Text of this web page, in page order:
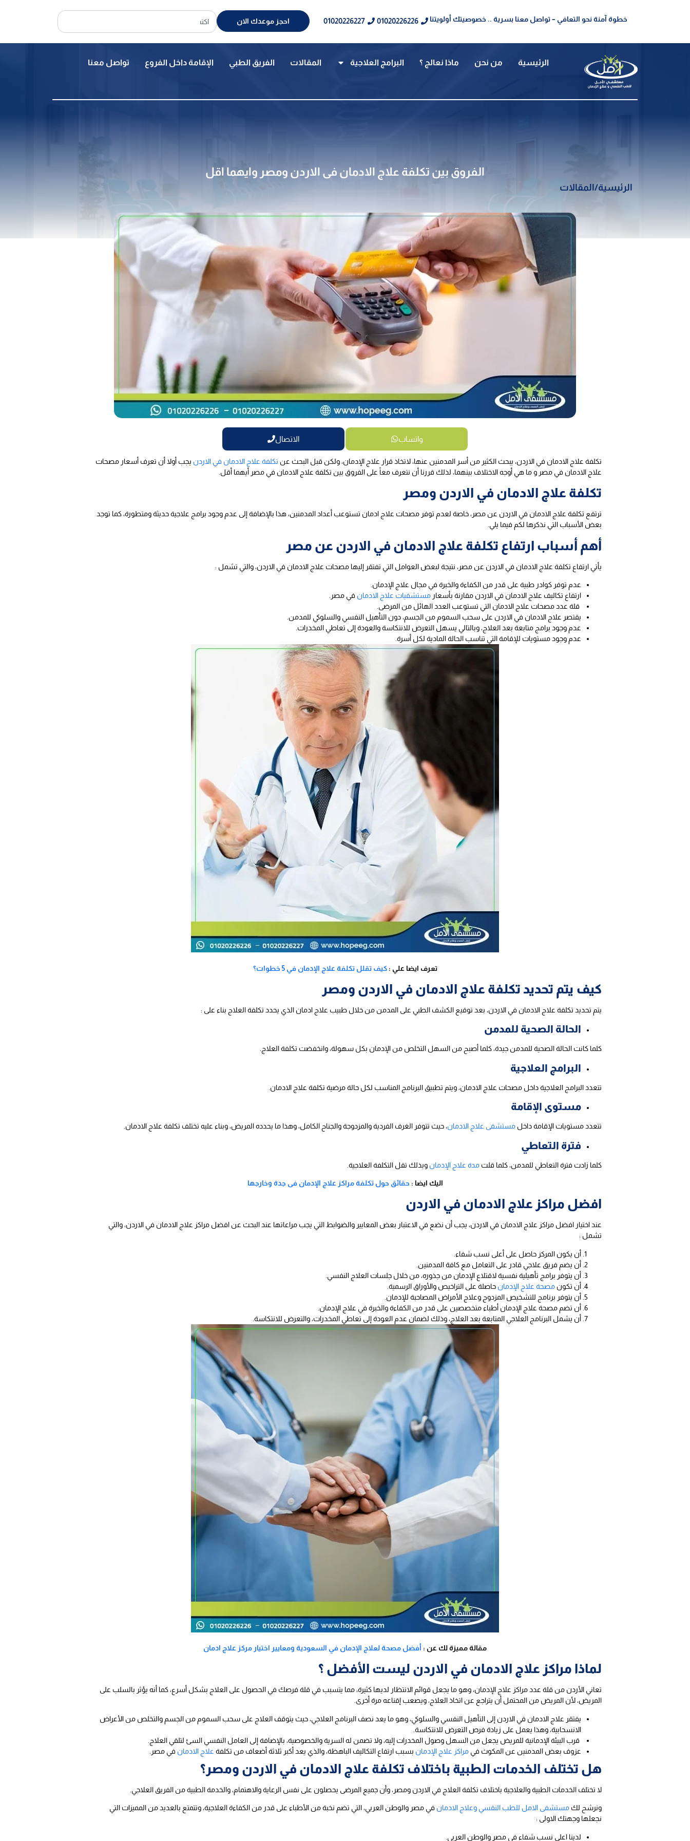
خطوة آمنة نحو التعافي – تواصل معنا بسرية .. خصوصيتك أولويتنا 01020226226
01020226227 احجز موعدك الان
الرئيسية من نحن ماذا نعالج ؟ البرامج العلاجية المقالات الفريق الطبي الإقامة داخل الفروع تواصل معنا
الفروق بين تكلفة علاج الادمان فى الاردن ومصر وايهما اقل
الرئيسية/المقالات
واتساب الاتصال
تكلفة علاج الادمان في الاردن، يبحث الكثير من أسر المدمنين عنها، لاتخاذ قرار علاج الإدمان، ولكن قبل البحث عن تكلفة علاج الادمان في الاردن يجب أولا أن تعرف أسعار مصحات
علاج الادمان في مصر و ما هي أوجه الاختلاف بينهما، لذلك قررنا أن نتعرف معاً على الفروق بين تكلفة علاج الادمان في مصر أيهما أقل.
تكلفة علاج الادمان في الاردن ومصر
ترتفع تكلفة علاج الادمان في الاردن عن مصر، خاصة لعدم توفر مصحات علاج ادمان تستوعب أعداد المدمنين، هذا بالإضافة إلى عدم وجود برامج علاجية حديثة ومتطورة، كما توجد
بعض الأسباب التي نذكرها لكم فيما يلي.
أهم أسباب ارتفاع تكلفة علاج الادمان في الاردن عن مصر
يأتي ارتفاع تكلفة علاج الادمان في الاردن عن مصر، نتيجة لبعض العوامل التي تفتقر إليها مصحات علاج الادمان في الاردن، والتي تشمل :
عدم توفر كوادر طبية على قدر من الكفاءة والخبرة في مجال علاج الإدمان.
ارتفاع تكاليف علاج الادمان في الاردن مقارنة بأسعار مستشفيات علاج الادمان في مصر.
قلة عدد مصحات علاج الادمان التي تستوعب العدد الهائل من المرضى.
يقتصر علاج الادمان في الاردن على سحب السموم من الجسم، دون التأهيل النفسي والسلوكي للمدمن.
عدم وجود برامج متابعة بعد العلاج، وبالتالي يسهل التعرض للانتكاسة والعودة إلى تعاطي المخدرات.
عدم وجود مستويات للإقامة التي تناسب الحالة المادية لكل أسرة.
تعرف ايضا علي :كيف تقلل تكلفة علاج الإدمان في 5 خطوات؟
كيف يتم تحديد تكلفة علاج الادمان في الاردن ومصر
يتم تحديد تكلفة علاج الادمان في الاردن، بعد توقيع الكشف الطبي على المدمن من خلال طبيب علاج ادمان الذي يحدد تكلفة العلاج بناء على :
الحالة الصحية للمدمن
كلما كانت الحالة الصحية للمدمن جيدة، كلما أصبح من السهل التخلص من الإدمان بكل سهولة، وانخفضت تكلفة العلاج.
البرامج العلاجية
تتعدد البرامج العلاجية داخل مصحات علاج الادمان، ويتم تطبيق البرنامج المناسب لكل حالة مرضية تكلفة علاج الادمان.
مستوى الإقامة
تتعدد مستويات الإقامة داخل مستشفى علاج الادمان، حيث تتوفر الغرف الفردية والمزدوجة والجناح الكامل، وهذا ما يحدده المريض، وبناء عليه تختلف تكلفة علاج الادمان.
فترة التعاطي
كلما زادت فترة التعاطي للمدمن، كلما قلت مدة علاج الإدمان وبذلك تقل التكلفة العلاجية.
اليك ايضا : حقائق حول تكلفة مراكز علاج الإدمان فى جدة وخارجها
افضل مراكز علاج الادمان في الاردن
عند اختيار افضل مراكز علاج الادمان في الاردن، يجب أن نضع في الاعتبار بعض المعايير والضوابط التي يجب مراعاتها عند البحث عن افضل مراكز علاج الادمان في الاردن، والتي
تشمل :
أن يكون المركز حاصل على أعلى نسب شفاء.
أن يضم فريق علاجي قادر على التعامل مع كافة المدمنين.
أن يتوفر برامج تأهيلية نفسية لاقتلاع الإدمان من جذوره، من خلال جلسات العلاج النفسي.
أن تكون مصحة علاج الإدمان حاصلة على التراخيص والأوراق الرسمية.
أن يتوفر برنامج للتشخيص المزدوج وعلاج الأمراض المصاحبة للإدمان.
أن تضم مصحة علاج الإدمان أطباء متخصصين على قدر من الكفاءة والخبرة في علاج الإدمان.
أن يشمل البرنامج العلاجي المتابعة بعد العلاج، وذلك لضمان عدم العودة إلى تعاطي المخدرات، والتعرض للانتكاسة.
مقالة مميزة لك عن : أفضل مصحة لعلاج الإدمان في السعودية ومعايير اختيار مركز علاج ادمان
لماذا مراكز علاج الادمان في الاردن ليست الأفضل ؟
تعاني الأردن من قلة عدد مراكز علاج الإدمان، وهو ما يجعل قوائم الانتظار لديها كثيرة، مما يتسبب في قلة فرصك في الحصول على العلاج بشكل أسرع، كما أنه يؤثر بالسلب على
المريض، لأن المريض من المحتمل أن يتراجع عن اتخاذ العلاج، ويصعب إقناعه مرة أخرى.
يفتقر علاج الادمان في الاردن إلى التأهيل النفسي والسلوكي، وهو ما يعد نصف البرنامج العلاجي، حيث يتوقف العلاج على سحب السموم من الجسم والتخلص من الأعراض
الانسحابية، وهذا يعمل على زيادة فرص التعرض للانتكاسة.
قرب البيئة الإدمانية للمريض يجعل من السهل وصول المخدرات إليه، ولا تضمن له السرية والخصوصية، بالإضافة إلى العامل النفسي السئ لتلقي العلاج.
عزوف بعض المدمنين عن المكوث في مراكز علاج الإدمان بسبب ارتفاع التكاليف الباهظة، والذي يعد أكبر ثلاثة أضعاف من تكلفة علاج الادمان في مصر.
هل تختلف الخدمات الطبية باختلاف تكلفة علاج الادمان في الاردن ومصر؟
لا تختلف الخدمات الطبية والعلاجية باختلاف تكلفة العلاج في الاردن ومصر، وأن جميع المرضى يحصلون على نفس الرعاية والاهتمام، والخدمة الطبية من الفريق العلاجي.
ونرشح لك مستشفى الامل للطب النفسي وعلاج الادمان في مصر والوطن العربي، التي تضم نخبة من الأطباء على قدر من الكفاءة العلاجية، وتتمتع بالعديد من المميزات التي
نجعلها وجهتك الاولى :
لدينا اعلى نسب شفاء في مصر والوطن العربي.